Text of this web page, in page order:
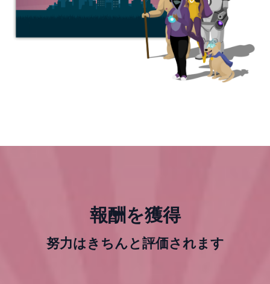
報酬を獲得
努力はきちんと評価されます